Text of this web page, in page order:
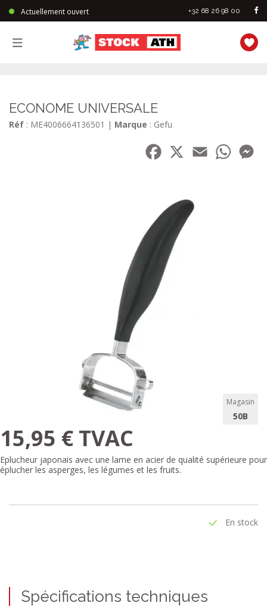
Actuellement ouvert +32 68 26 98 00
ECONOME UNIVERSALE
Réf : ME4006664136501 | Marque : Gefu
Facebook
Email
Magasin
50B
15,95 € TVAC
Eplucheur japonais avec une lame en acier de qualité supérieure pour
éplucher les asperges, les légumes et les fruits.
En stock
Spécifications techniques